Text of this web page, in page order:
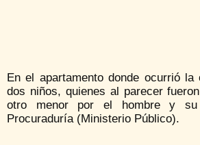
En el apartamento donde ocurrió la
dos niños, quienes al parecer
otro menor por el hombre y
Procuraduría (Ministerio Público).